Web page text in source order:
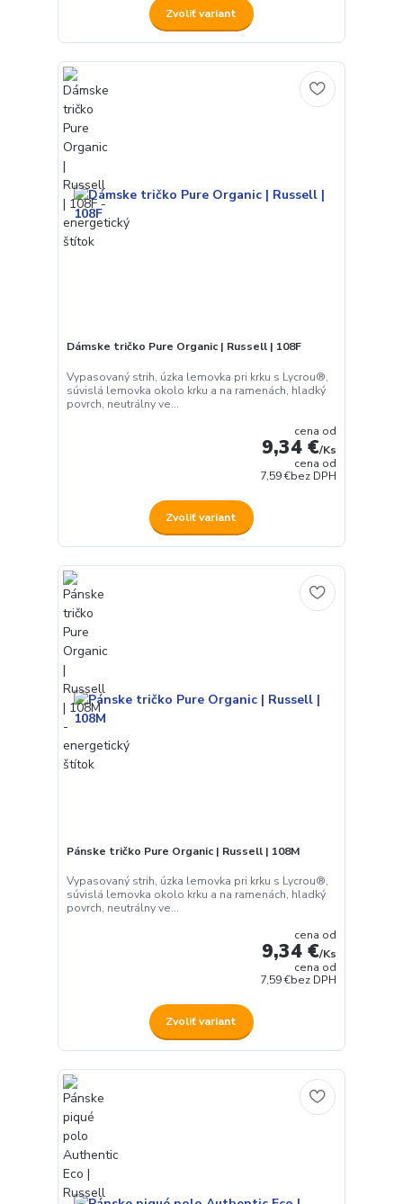
Zvoliť variant
Dámske tričko Pure Organic | Russell | 108F
Vypasovaný strih, úzka lemovka pri krku s Lycrou®,
súvislá lemovka okolo krku a na ramenách, hladký
povrch, neutrálny ve...
cena od
9,34 €/Ks
cena od
7,59 €bez DPH
Zvoliť variant
Pánske tričko Pure Organic | Russell | 108M
Vypasovaný strih, úzka lemovka pri krku s Lycrou®,
súvislá lemovka okolo krku a na ramenách, hladký
povrch, neutrálny ve...
cena od
9,34 €/Ks
cena od
7,59 €bez DPH
Zvoliť variant